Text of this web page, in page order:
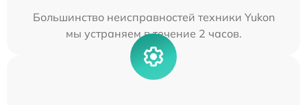
Большинство неисправностей техники Yukon
мы устраняем в течение 2 часов.